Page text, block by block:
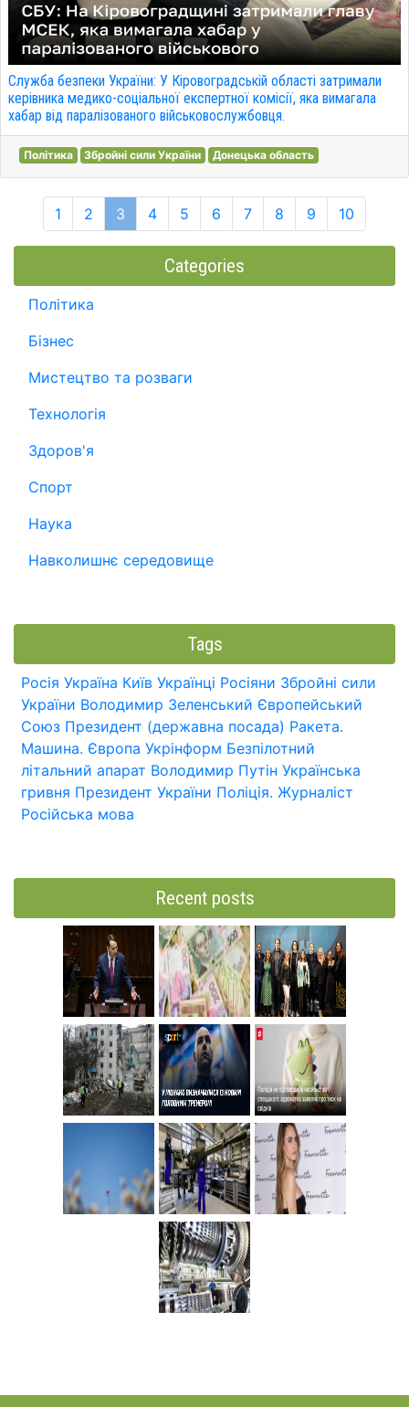
Служба безпеки України: У Кіровоградській області затримали
керівника медико-соціальної експертної комісії, яка вимагала
хабар від паралізованого військовослужбовця.
Політика Збройні сили України Донецька область
1 2 3 4 5 6 7 8 9 10
Categories
Політика
Бізнес
Мистецтво та розваги
Технологія
Здоров'я
Спорт
Наука
Навколишнє середовище
Tags
Росія Україна Київ Українці Росіяни Збройні сили
України Володимир Зеленський Європейський
Союз Президент (державна посада) Ракета.
Машина. Європа Укрінформ Безпілотний
літальний апарат Володимир Путін Українська
гривня Президент України Поліція. Журналіст
Російська мова
Recent posts